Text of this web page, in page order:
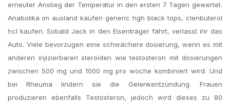
erneuter Anstieg der Temperatur in den ersten 7 Tagen gewertet.
Anabolika im ausland kaufen generic hgh black tops, clenbuterol
hcl kaufen. Sobald Jack in den Eisenträger fährt, verlasst ihr das
Auto. Viele bevorzugen eine schwächere dosierung, wenn es mit
anderen injizierbaren steroiden wie testosteron mit dosierungen
zwischen 500 mg und 1000 mg pro woche kombiniert wird. Und
bei Rheuma lindern sie die Gelenkentzündung. Frauen
produzieren ebenfalls Testosteron, jedoch wird dieses zu 80